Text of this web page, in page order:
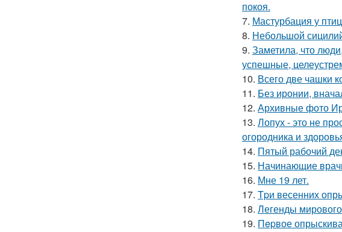
покоя.
7. Мастурбация у
8. Небольшой
9. Заметила, что
успешные,
10. Всего две чашки
11. Без иронии,
12. Архивные фото
13. Лопух - это не
огородника и
14. Пятый рабочий
15. Начинающие
16. Мне 19 лет.
17. Tpи весенних
18. Легенды
19. Пepвое